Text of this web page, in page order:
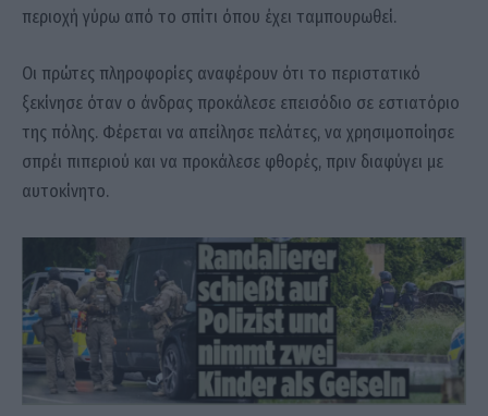
περιοχή γύρω από το σπίτι όπου έχει ταμπουρωθεί.
Οι πρώτες πληροφορίες αναφέρουν ότι το περιστατικό
ξεκίνησε όταν ο άνδρας προκάλεσε επεισόδιο σε εστιατόριο
της πόλης. Φέρεται να απείλησε πελάτες, να χρησιμοποίησε
σπρέι πιπεριού και να προκάλεσε φθορές, πριν διαφύγει με
αυτοκίνητο.